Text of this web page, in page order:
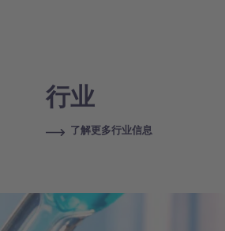
行业
了解更多行业信息